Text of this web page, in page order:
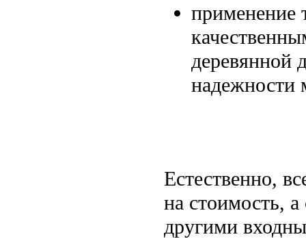
применение
деревянной
надежности
Естественно,
на стоимость,
другими